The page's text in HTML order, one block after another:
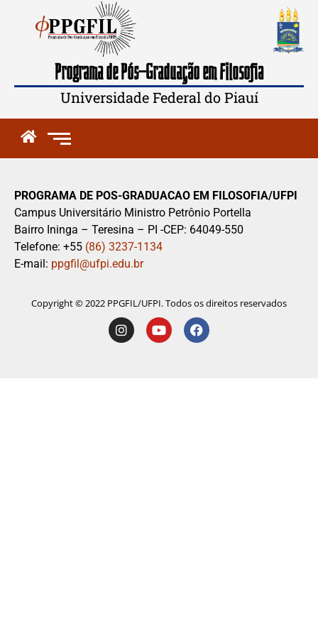
Programa de Pós-Graduação em Filosofia
Universidade Federal do Piauí
PROGRAMA DE POS-GRADUACAO EM FILOSOFIA/UFPI
Campus Universitário Ministro Petrônio Portella
Bairro Ininga – Teresina – PI -CEP: 64049-550
Telefone: +55 (86) 3237-1134
E-mail: ppgfil@ufpi.edu.br
Copyright © 2022 PPGFIL/UFPI. Todos os direitos reservados